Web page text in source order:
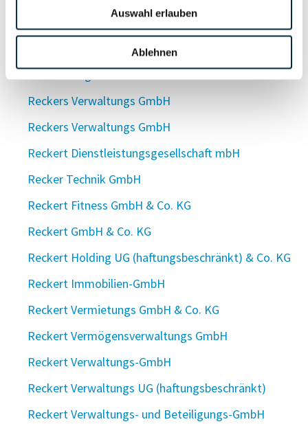
Auswahl erlauben
Ablehnen
Reckers + Krohn Versicherungsmakler GmbH
Reckers Logistik GmbH
Reckers Logistik GmbH
Reckers Verwaltungs GmbH
Reckers Verwaltungs GmbH
Reckert Dienstleistungsgesellschaft mbH
Recker Technik GmbH
Reckert Fitness GmbH & Co. KG
Reckert GmbH & Co. KG
Reckert Holding UG (haftungsbeschränkt) & Co. KG
Reckert Immobilien-GmbH
Reckert Vermietungs GmbH & Co. KG
Reckert Vermögensverwaltungs GmbH
Reckert Verwaltungs-GmbH
Reckert Verwaltungs UG (haftungsbeschränkt)
Reckert Verwaltungs- und Beteiligungs-GmbH